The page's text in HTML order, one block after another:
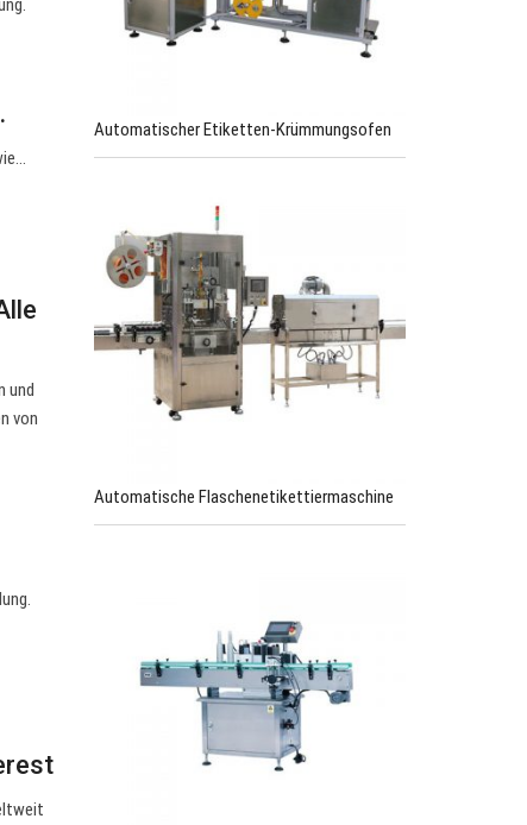
und
von
Automatischer Etiketten-Krümmungsofen
Automatische Flaschenetikettiermaschine